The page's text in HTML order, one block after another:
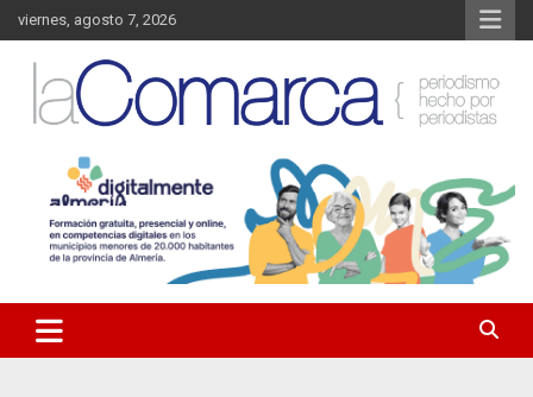
Saltar
al
contenido
viernes, agosto 7, 2026
La Comarca – Noticias del
Almanzora
Almanzora y sus localidades.